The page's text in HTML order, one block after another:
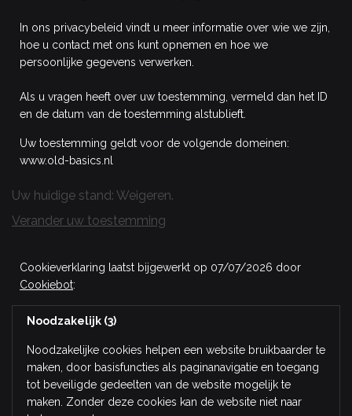
In ons privacybeleid vindt u meer informatie over wie we zijn,
hoe u contact met ons kunt opnemen en hoe we
persoonlijke gegevens verwerken.
Als u vragen heeft over uw toestemming, vermeld dan het ID
en de datum van de toestemming alstublieft.
Uw toestemming geldt voor de volgende domeinen:
www.old-basics.nl
Uw huidige stand: Weigeren.
Verander uw toestemming
Cookieverklaring laatst bijgewerkt op 07/07/2026 door
Cookiebot:
Noodzakelijk (3)
Noodzakelijke cookies helpen een website bruikbaarder te
maken, door basisfuncties als paginanavigatie en toegang
tot beveiligde gedeelten van de website mogelijk te
maken. Zonder deze cookies kan de website niet naar